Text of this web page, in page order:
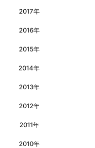
2017年
2016年
2015年
2014年
2013年
2012年
2011年
2010年